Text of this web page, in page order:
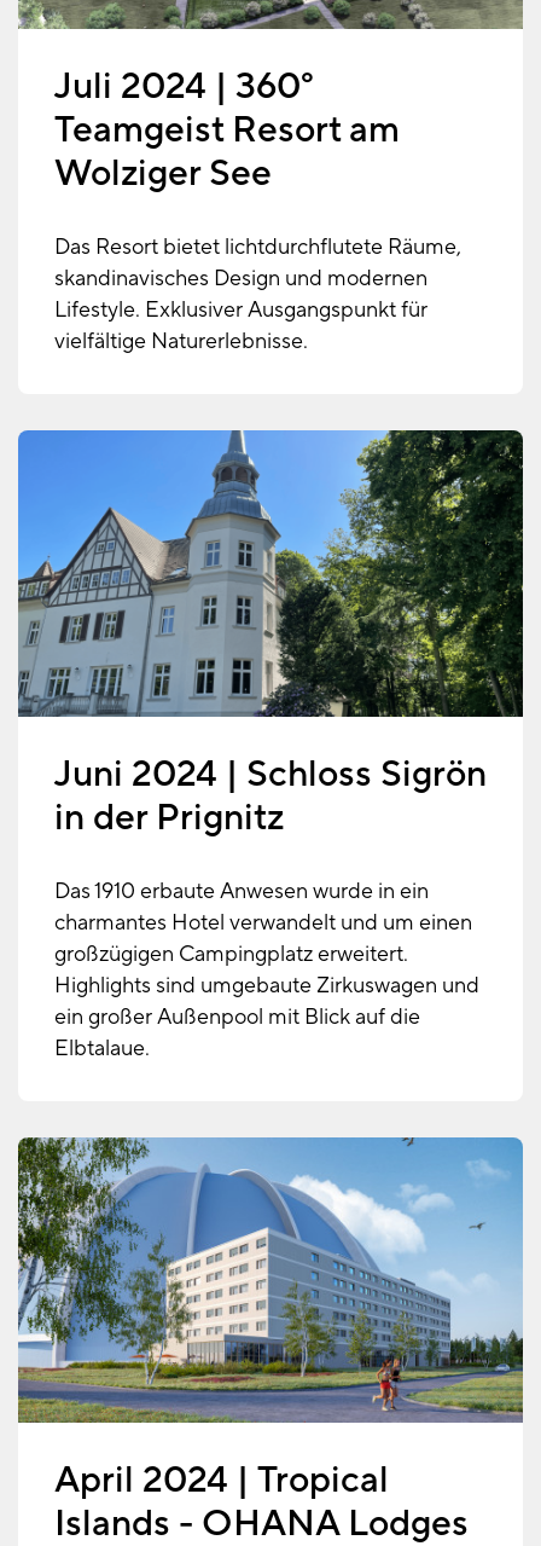
Juli 2024 | 360°
Teamgeist Resort am
Wolziger See
Das Resort bietet lichtdurchflutete Räume,
skandinavisches Design und modernen
Lifestyle. Exklusiver Ausgangspunkt für
vielfältige Naturerlebnisse.
Juni 2024 | Schloss Sigrön
in der Prignitz
Das 1910 erbaute Anwesen wurde in ein
charmantes Hotel verwandelt und um einen
großzügigen Campingplatz erweitert.
Highlights sind umgebaute Zirkuswagen und
ein großer Außenpool mit Blick auf die
Elbtalaue.
April 2024 | Tropical
Islands - OHANA Lodges